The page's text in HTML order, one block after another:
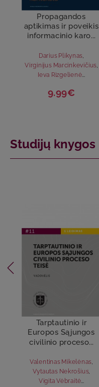
Propagandos
aptikimas ir poveikis
informacinio karo...
Darius Plikynas
Virginijus Marcinkevičius
Ieva Rizgelienė...
9.99€
Studijų knygos
Tarptautinio ir
Europos Sąjungos
civilinio proceso...
Valentinas Mikelėnas
Vytautas Nekrošius,
Vigita Vėbraitė...